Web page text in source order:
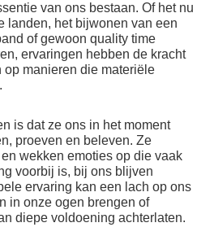
van ons bestaan. Of het nu
landen, het bijwonen van een
of gewoon quality time
ervaringen hebben de kracht
manieren die materiële
is dat ze ons in het moment
proeven en beleven. Ze
wekken emoties op die vaak
voorbij is, bij ons blijven
ervaring kan een lach op ons
in onze ogen brengen of
diepe voldoening achterlaten.